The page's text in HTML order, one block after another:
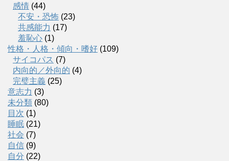
感情 (44)
不安・恐怖 (23)
共感能力 (17)
羞恥心 (1)
性格・人格・傾向・嗜好 (109)
サイコパス (7)
内向的／外向的 (4)
完璧主義 (25)
意志力 (3)
未分類 (80)
目次 (1)
睡眠 (21)
社会 (7)
自信 (9)
自分 (22)